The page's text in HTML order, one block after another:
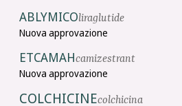
ABLYMICOliraglutide
Nuova approvazione
ETCAMAHcamizestrant
Nuova approvazione
COLCHICINEcolchicina